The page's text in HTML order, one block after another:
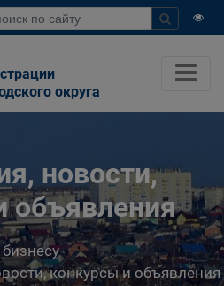
округа
новости,
объявления
конкурсы и объявления